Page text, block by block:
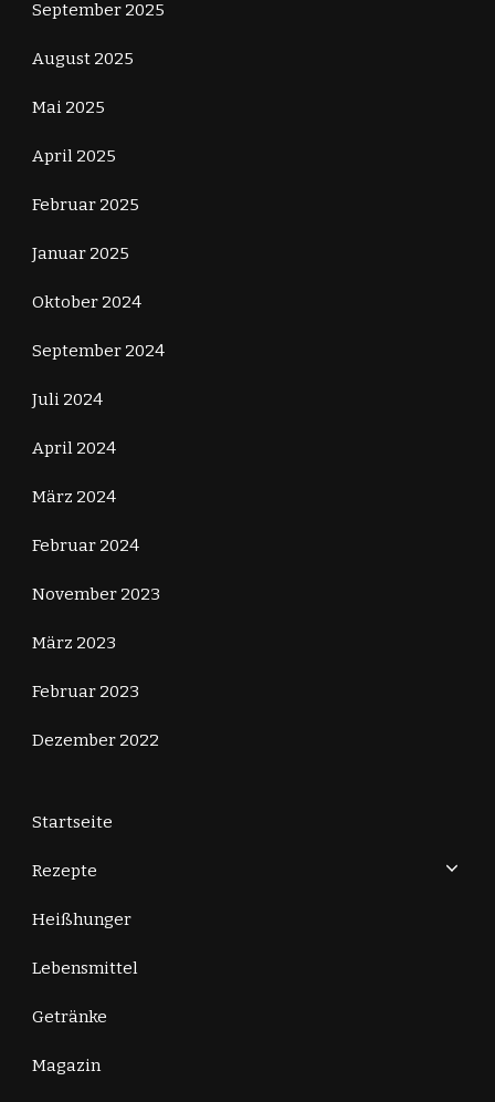
September 2025
August 2025
Mai 2025
April 2025
Februar 2025
Januar 2025
Oktober 2024
September 2024
Juli 2024
April 2024
März 2024
Februar 2024
November 2023
März 2023
Februar 2023
Dezember 2022
Startseite
Rezepte
Heißhunger
Lebensmittel
Getränke
Magazin